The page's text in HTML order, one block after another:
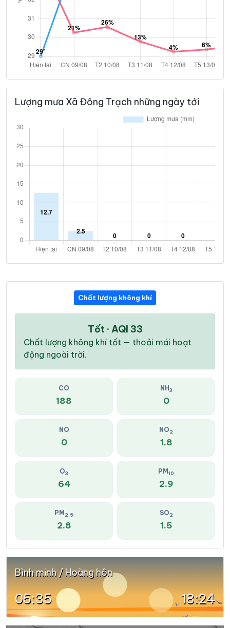
Lượng mưa Xã Đông Trạch những ngày tới
Chất lượng không khí
Tốt · AQI 33
Chất lượng không khí tốt — thoải mái hoạt
động ngoài trời.
CO
188
NH 3
0
NO
0
NO2
1.8
O3
64
PM 10
2.9
PM 2.5
2.8
SO2
1.5
Bình minh / Hoàng hôn
05:35 18:24